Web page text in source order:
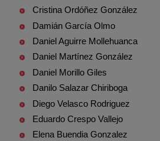
Cristina Ordóñez González
Damián García Olmo
Daniel Aguirre Mollehuanca
Daniel Martínez González
Daniel Morillo Giles
Danilo Salazar Chiriboga
Diego Velasco Rodriguez
Eduardo Crespo Vallejo
Elena Buendia Gonzalez